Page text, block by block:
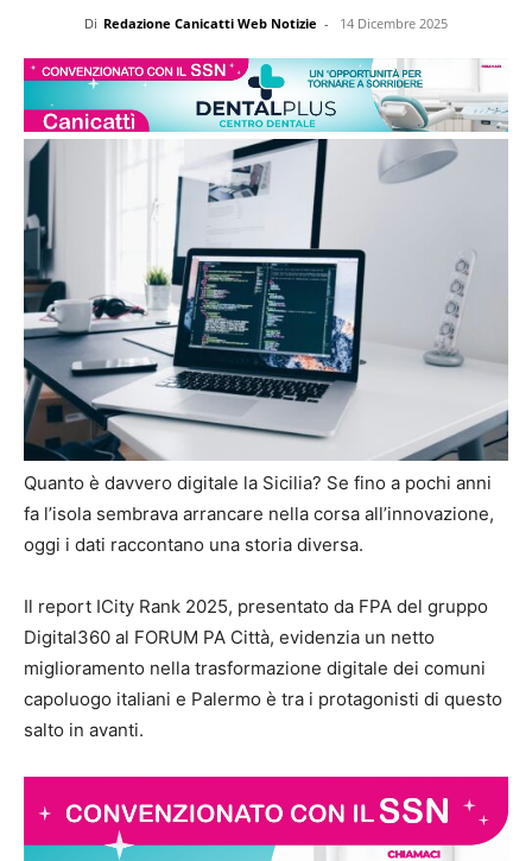
Di Redazione Canicatti Web Notizie - 14 Dicembre 2025
Quanto è davvero digitale la Sicilia? Se fino a pochi anni
fa l’isola sembrava arrancare nella corsa all’innovazione,
oggi i dati raccontano una storia diversa.
Il report ICity Rank 2025, presentato da FPA del gruppo
Digital360 al FORUM PA Città, evidenzia un netto
miglioramento nella trasformazione digitale dei comuni
capoluogo italiani e Palermo è tra i protagonisti di questo
salto in avanti.